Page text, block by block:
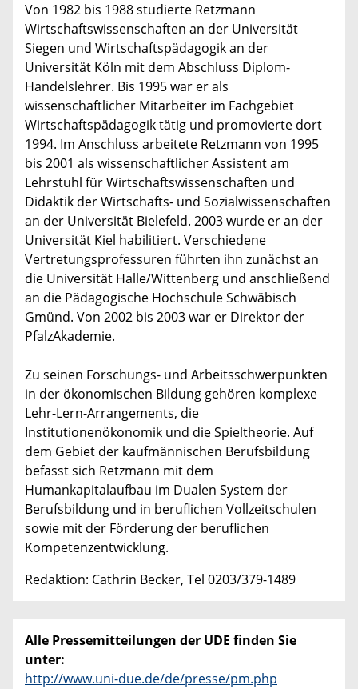
Von 1982 bis 1988 studierte Retzmann
Wirtschaftswissenschaften an der Universität
Siegen und Wirtschaftspädagogik an der
Universität Köln mit dem Abschluss Diplom-
Handelslehrer. Bis 1995 war er als
wissenschaftlicher Mitarbeiter im Fachgebiet
Wirtschaftspädagogik tätig und promovierte dort
1994. Im Anschluss arbeitete Retzmann von 1995
bis 2001 als wissenschaftlicher Assistent am
Lehrstuhl für Wirtschaftswissenschaften und
Didaktik der Wirtschafts- und Sozialwissenschaften
an der Universität Bielefeld. 2003 wurde er an der
Universität Kiel habilitiert. Verschiedene
Vertretungsprofessuren führten ihn zunächst an
die Universität Halle/Wittenberg und anschließend
an die Pädagogische Hochschule Schwäbisch
Gmünd. Von 2002 bis 2003 war er Direktor der
PfalzAkademie.
Zu seinen Forschungs- und Arbeitsschwerpunkten
in der ökonomischen Bildung gehören komplexe
Lehr-Lern-Arrangements, die
Institutionenökonomik und die Spieltheorie. Auf
dem Gebiet der kaufmännischen Berufsbildung
befasst sich Retzmann mit dem
Humankapitalaufbau im Dualen System der
Berufsbildung und in beruflichen Vollzeitschulen
sowie mit der Förderung der beruflichen
Kompetenzentwicklung.
Redaktion: Cathrin Becker, Tel 0203/379-1489
Alle Pressemitteilungen der UDE finden Sie
unter:
http://www.uni-due.de/de/presse/pm.php